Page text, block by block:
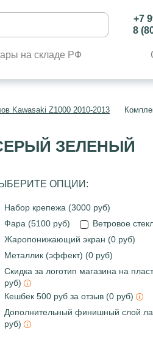
+7
8
на складе РФ
Kawasaki Z1000 2010-2013
СЕРЫЙ ЗЕЛЕНЫЙ
ОПЦИИ:
Набор крепежа (3000 руб)
Фара (5100 руб)
Ветровое
Жаропонижающий экран (0 руб)
Металлик (эффект) (0 руб)
Скидка за логотип магазина на
руб)
Кешбек 500 руб за отзыв (0 руб)
Дополнительный финишный слой
руб)